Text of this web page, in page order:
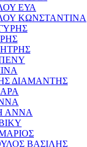
ΕΥΑ
ΚΩΝΣΤΑΝΤΙΝΑ
ΔΙΑΜΑΝΤΗΣ
ΑΝΝΑ
ΒΑΣΙΛΗΣ